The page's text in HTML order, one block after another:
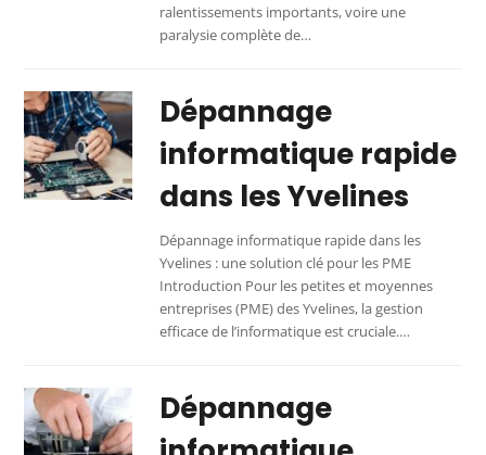
ralentissements importants, voire une
paralysie complète de…
Dépannage
informatique rapide
dans les Yvelines
Dépannage informatique rapide dans les
Yvelines : une solution clé pour les PME
Introduction Pour les petites et moyennes
entreprises (PME) des Yvelines, la gestion
efficace de l’informatique est cruciale.…
Dépannage